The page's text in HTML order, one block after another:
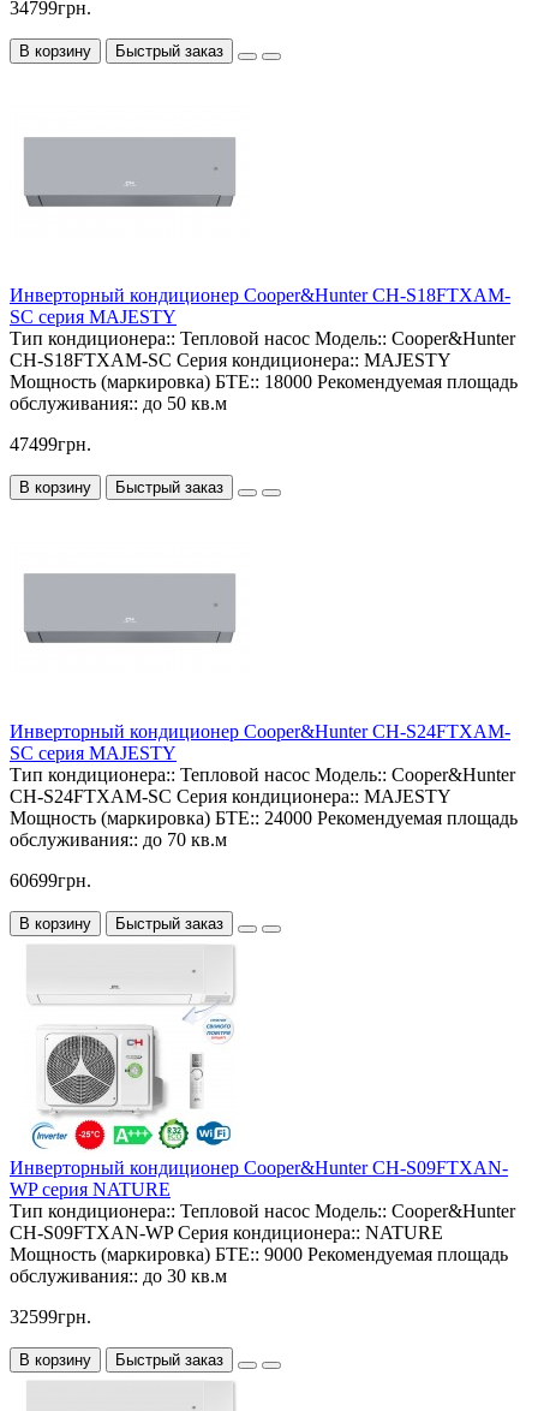
34799грн.
В корзину Быстрый заказ
Инверторный кондиционер Cooper&Hunter CH-S18FTXAM-
SC серия MAJESTY
Тип кондиционера:: Тепловой насос Модель:: Cooper&Hunter
CH-S18FTXAM-SC Серия кондиционера:: MAJESTY
Мощность (маркировка) БТЕ:: 18000 Рекомендуемая площадь
обслуживания:: до 50 кв.м
47499грн.
В корзину Быстрый заказ
Инверторный кондиционер Cooper&Hunter CH-S24FTXAM-
SC серия MAJESTY
Тип кондиционера:: Тепловой насос Модель:: Cooper&Hunter
CH-S24FTXAM-SC Серия кондиционера:: MAJESTY
Мощность (маркировка) БТЕ:: 24000 Рекомендуемая площадь
обслуживания:: до 70 кв.м
60699грн.
В корзину Быстрый заказ
Инверторный кондиционер Cooper&Hunter CH-S09FTXAN-
WP серия NATURE
Тип кондиционера:: Тепловой насос Модель:: Cooper&Hunter
CH-S09FTXAN-WPСерия кондиционера:: NATURE
Мощность (маркировка) БТЕ:: 9000 Рекомендуемая площадь
обслуживания:: до 30 кв.м
32599грн.
В корзину Быстрый заказ